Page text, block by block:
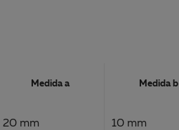
Medida a Medida b
20 mm 10 mm